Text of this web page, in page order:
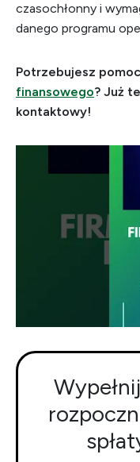
czasochłonny i
danego programu
Potrzebujesz
finansowego? Już
kontaktowy!